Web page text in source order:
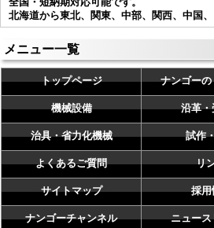
北海道から東北、関東、中部、関西、中国、
メニュー一覧
トップページ ナンゴー
機械設備 沿革・
治具・省力化機械 試作
よくあるご質問 リ
サイトマップ 採用
ナンゴーチャンネル ニュース